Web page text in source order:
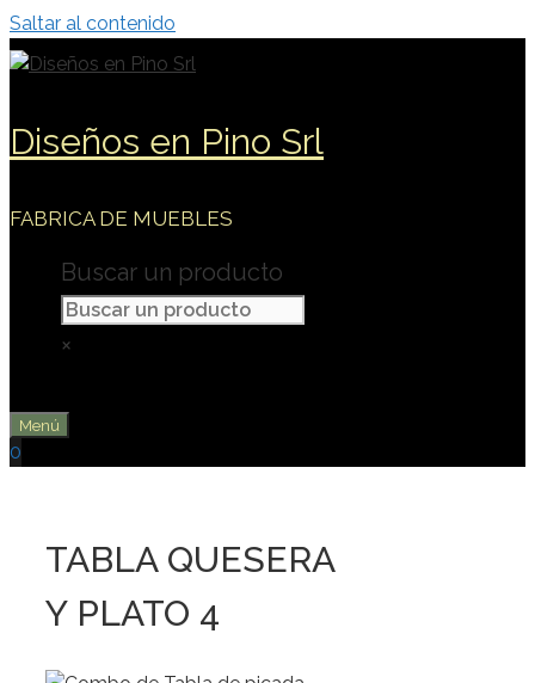
Saltar al contenido
Diseños en Pino Srl
FABRICA DE MUEBLES
Buscar un producto
×
Menú
0
TABLA QUESERA
Y PLATO 4